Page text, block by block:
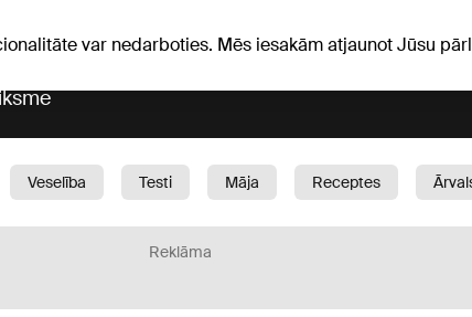
var nedarboties. Mēs iesakām atjaunot Jūsu
Veselība Testi Māja Receptes
Reklāma